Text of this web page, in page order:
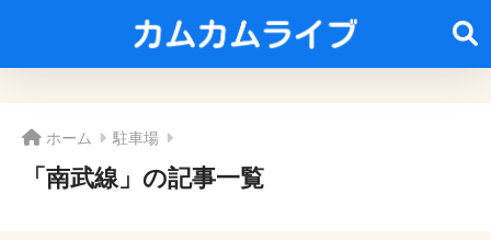
ホーム 駐車場
「南武線」の記事一覧